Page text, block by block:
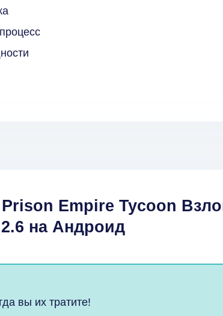
Prison Empire Tycoon
на Андроид
вы их тратите!